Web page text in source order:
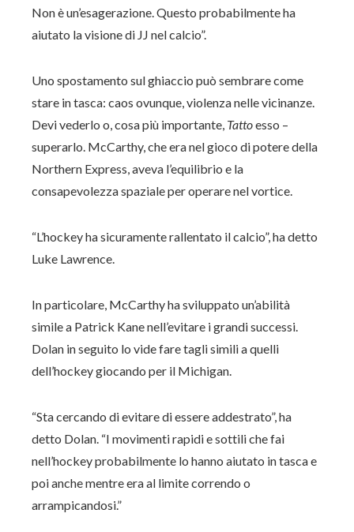
Non è un’esagerazione. Questo probabilmente ha
aiutato la visione di JJ nel calcio”.
Uno spostamento sul ghiaccio può sembrare come
stare in tasca: caos ovunque, violenza nelle vicinanze.
Devi vederlo o, cosa più importante, Tattoesso –
superarlo. McCarthy, che era nel gioco di potere della
Northern Express, aveva l’equilibrio e la
consapevolezza spaziale per operare nel vortice.
“L’hockey ha sicuramente rallentato il calcio”, ha detto
Luke Lawrence.
In particolare, McCarthy ha sviluppato un’abilità
simile a Patrick Kane nell’evitare i grandi successi.
Dolan in seguito lo vide fare tagli simili a quelli
dell’hockey giocando per il Michigan.
“Sta cercando di evitare di essere addestrato”, ha
detto Dolan. “I movimenti rapidi e sottili che fai
nell’hockey probabilmente lo hanno aiutato in tasca e
poi anche mentre era al limite correndo o
arrampicandosi.”